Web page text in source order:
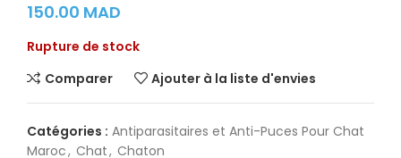
150.00 MAD
Rupture de stock
Comparer
Ajouter à la liste d'envies
Catégories : Antiparasitaires et Anti-Puces Pour Chat
Maroc, Chat, Chaton